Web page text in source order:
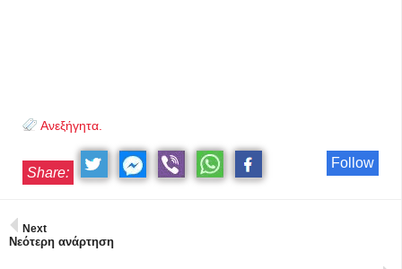
Ανεξήγητα.
Follow
Share:
Next
Νεότερη ανάρτηση